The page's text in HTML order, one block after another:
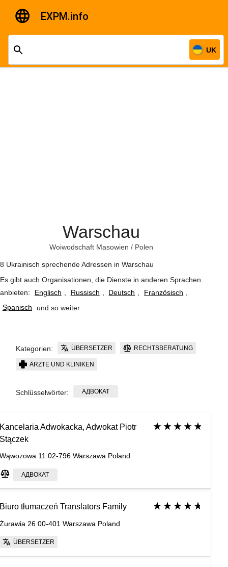
EXPM.info
UK
Warschau
Woiwodschaft Masowien / Polen
8 Ukrainisch sprechende Adressen in Warschau
Es gibt auch Organisationen, die Dienste in anderen Sprachen
anbieten:
Englisch Russisch Deutsch Französisch
Spanisch
und so weiter.
Kategorien: ÜBERSETZER RECHTSBERATUNG
ÄRZTE UND KLINIKEN
Schlüsselwörter: АДВОКАТ
Kancelaria Adwokacka, Adwokat Piotr
Stączek
Wąwozowa 11 02-796 Warszawa Poland
АДВОКАТ
Biuro tłumaczeń Translators Family
Żurawia 26 00-401 Warszawa Poland
ÜBERSETZER